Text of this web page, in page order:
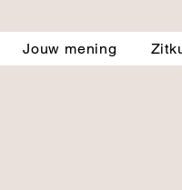
Jouw mening